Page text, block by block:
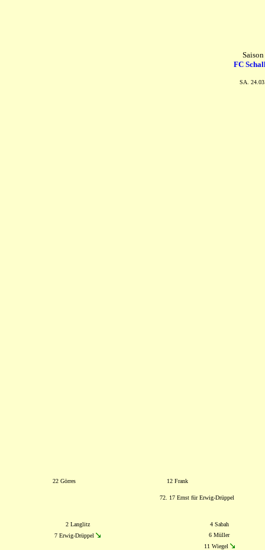
FC
SA.
22 Görres 12 Frank
72. 17 Ernst für Erwig-Drüppel
2 Langlitz
4 Sabah
7 Erwig-Drüppel
6 Müller
11 Wiegel